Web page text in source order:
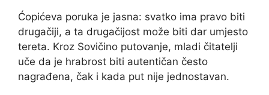
Ćopićeva poruka je jasna: svatko ima pravo biti
drugačiji, a ta drugačijost može biti dar umjesto
tereta. Kroz Sovičino putovanje, mladi čitatelji
uče da je hrabrost biti autentičan često
nagrađena, čak i kada put nije jednostavan.